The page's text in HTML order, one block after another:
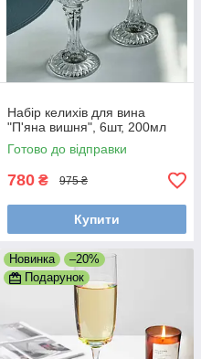
Набір келихів для вина
"П'яна вишня", 6шт, 200мл
Готово до відправки
780 ₴ 975 ₴
Купити
Новинка
–20%
Подарунок